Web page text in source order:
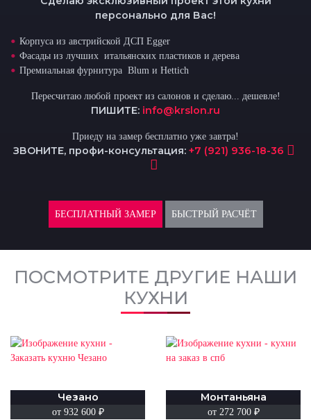
персонально для Вас!
Корпуса из австрийской ДСП Egger
Фасады из лучших итальянских пластиков и дерева
Премиальная фурнитура Blum и Hettich
Пересчитаю любой проект из салонов и сделаю... дешевле!
ПИШИТЕ: info@krslon.ru
Приеду на замер бесплатно уже завтра!
ЗВОНИТЕ, профи-консультация: +7 (921) 936-18-36
БЕСПЛАТНЫЙ ЗАМЕР БЫСТРЫЙ РАСЧЁТ
ПОСМОТРИТЕ ДРУГИЕ НАШИ
КУХНИ
Чезано
от 932 600 ₽
Монтаньяна
от 272 700 ₽